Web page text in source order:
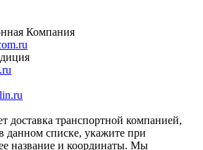
Компания
доставка транспортной компанией,
данном списке, укажите при
название и координаты. Мы